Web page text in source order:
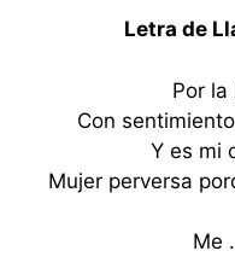
Letra de
Por la
Con
Y es mi
Mujer perversa
Me